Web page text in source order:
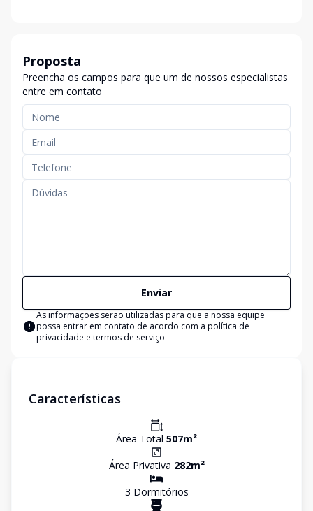
Proposta
Preencha os campos para que um de nossos especialistas
entre em contato
Enviar
As informações serão utilizadas para que a nossa equipe
possa entrar em contato de acordo com a política de
privacidade e termos de serviço
Características
Área Total 507m²
Área Privativa 282m²
3 Dormitórios